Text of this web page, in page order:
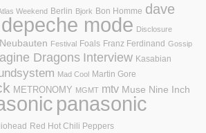
Weekend Berlin Bjork Bon Homme dave
depeche mode Disclosure
Festival Foals Franz Ferdinand Gossip
Dragons Interview Kasabian
Mad Cool Martin Gore
METRONOMY MGMT mtv Muse Nine Inch
panasonic
Red Hot Chili Peppers